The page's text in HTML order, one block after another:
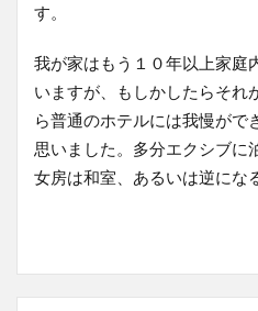
す。
我が家はもう１０年以上家庭
いますが、もしかしたらそれ
ら普通のホテルには我慢がで
思いました。多分エクシブに
女房は和室、あるいは逆にな